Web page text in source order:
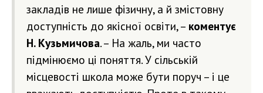
закладів не лише фізичну, а й змістовну
доступність до якісної освіти, – коментує
Н. Кузьмичова. – На жаль, ми часто
підмінюємо ці поняття. У сільській
місцевості школа може бути поруч – і це